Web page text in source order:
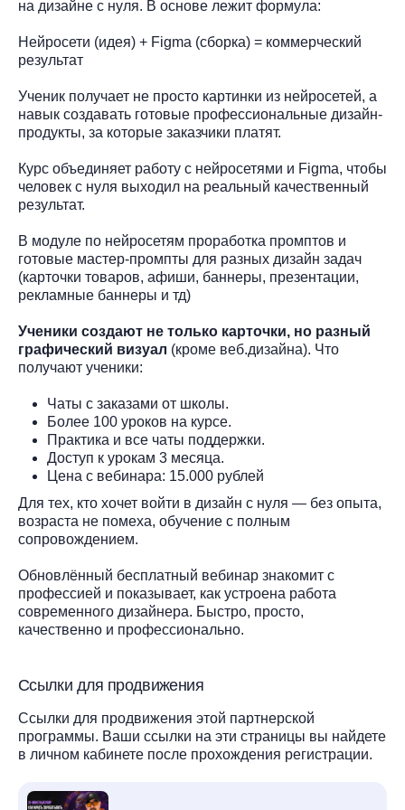
на дизайне с нуля. В основе лежит формула:
Нейросети (идея) + Figma (сборка) = коммерческий
результат
Ученик получает не просто картинки из нейросетей, а
навык создавать готовые профессиональные дизайн-
продукты, за которые заказчики платят.
Курс объединяет работу с нейросетями и Figma, чтобы
человек с нуля выходил на реальный качественный
результат.
В модуле по нейросетям проработка промптов и
готовые мастер-промпты для разных дизайн задач
(карточки товаров, афиши, баннеры, презентации,
рекламные баннеры и тд)
Ученики создают не только карточки, но разный
графический визуал (кроме веб.дизайна). Что
получают ученики:
Чаты с заказами от школы.
Более 100 уроков на курсе.
Практика и все чаты поддержки.
Доступ к урокам 3 месяца.
Цена с вебинара: 15.000 рублей
Для тех, кто хочет войти в дизайн с нуля — без опыта,
возраста не помеха, обучение с полным
сопровождением.
Обновлённый бесплатный вебинар знакомит с
профессией и показывает, как устроена работа
современного дизайнера. Быстро, просто,
качественно и профессионально.
Ссылки для продвижения
Ссылки для продвижения этой партнерской
программы. Ваши ссылки на эти страницы вы найдете
в личном кабинете после прохождения регистрации.